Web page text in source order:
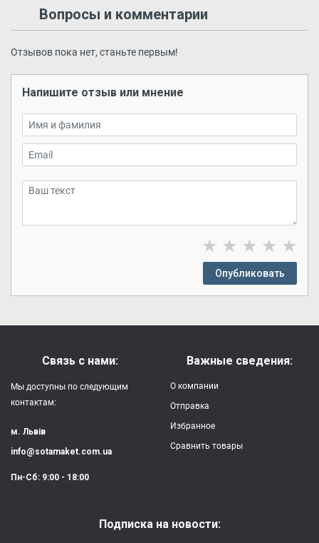
Вопросы и комментарии
Отзывов пока нет, станьте первым!
Напишите отзыв или мнение
★ ★ ★ ★ ★
Опубликовать
Связь с нами:
Мы доступны по следующим
контактам:
м. Львів
info@sotamaket.com.ua
Пн-Сб: 9:00 - 18:00
Важные сведения:
О компании
Отправка
Избранное
Сравнить товары
Подписка на новости: